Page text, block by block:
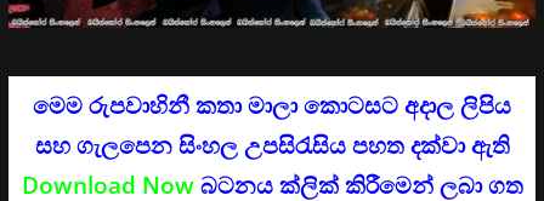
මෙම රුපවාහිනී කතා මාලා කොටසට අදාල ලිපිය
සහ ගැලපෙන සිංහල උපසිරැසිය පහත දක්වා ඇති
Download Nowබටනය ක්ලික් කිරීමෙන් ලබා ගත